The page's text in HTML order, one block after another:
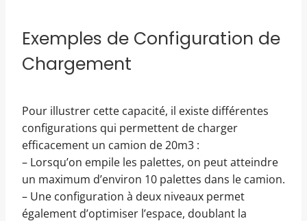
Exemples de Configuration de
Chargement
Pour illustrer cette capacité, il existe différentes
configurations qui permettent de charger
efficacement un camion de 20m3 :
– Lorsqu’on empile les palettes, on peut atteindre
un maximum d’environ 10 palettes dans le camion.
– Une configuration à deux niveaux permet
également d’optimiser l’espace, doublant la